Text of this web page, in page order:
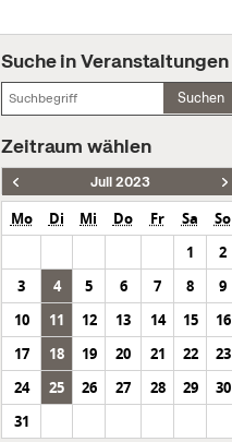
Suche in Veranstaltungen
Suchen
Zeitraum wählen
Juli 2023
Mo Di Mi Do Fr Sa
So
1
2
3
4 5 6 7 8
9
10
11 12 13 14 15
16
17
18 19 20 21 22
23
24
25 26 27 28 29
30
31